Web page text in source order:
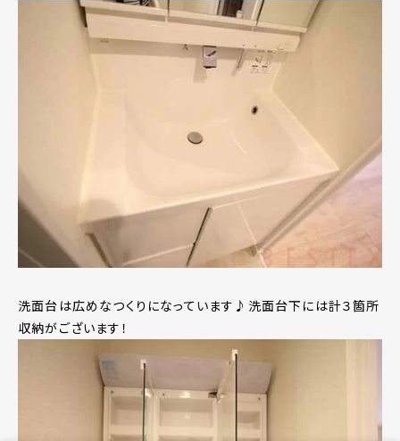
洗面台は広めなつくりになっています♪洗面台下には計３箇所
収納がございます！